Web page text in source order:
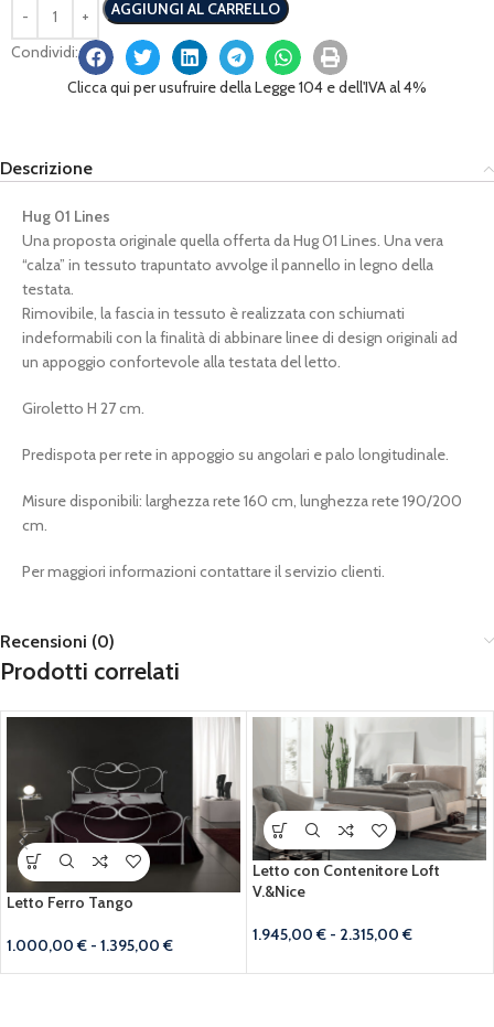
AGGIUNGI AL CARRELLO
Condividi:
Clicca qui per usufruire della Legge 104 e dell'IVA al 4%
Descrizione
Hug 01 Lines
Una proposta originale quella offerta da Hug 01 Lines. Una vera
“calza” in tessuto trapuntato avvolge il pannello in legno della
testata.
Rimovibile, la fascia in tessuto è realizzata con schiumati
indeformabili con la finalità di abbinare linee di design originali ad
un appoggio confortevole alla testata del letto.
Giroletto H 27 cm.
Predispota per rete in appoggio su angolari e palo longitudinale.
Misure disponibili: larghezza rete 160 cm, lunghezza rete 190/200
cm.
Per maggiori informazioni contattare il servizio clienti.
Recensioni (0)
Prodotti correlati
Letto Ferro Tango
1.000,00€ - 1.395,00€
Letto con Contenitore Loft
V.&Nice
1.945,00€ - 2.315,00€